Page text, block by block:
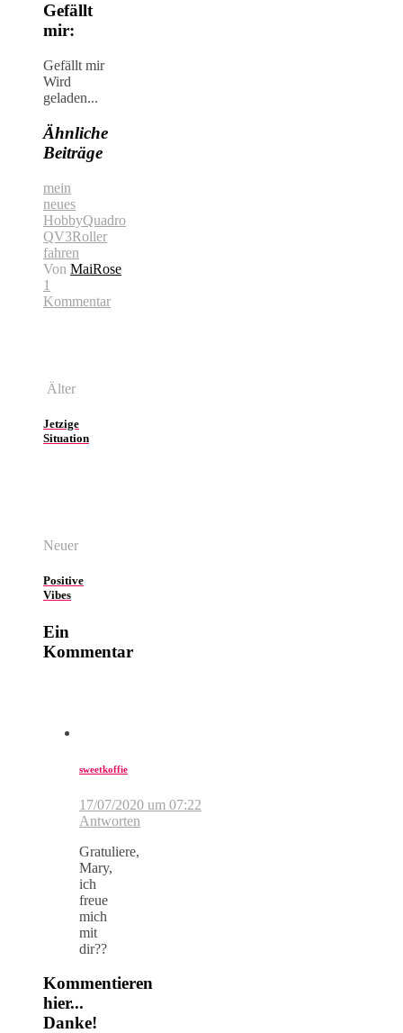
Gefällt
mir:
Gefällt mir
Wird
geladen...
Ähnliche
Beiträge
mein
neues
HobbyQuadro
QV3Roller
fahren
Von MaiRose
1
Kommentar
Älter
Jetzige
Situation
Neuer
Positive
Vibes
Ein
Kommentar
sweetkoffie
17/07/2020 um 07:22
Antworten
Gratuliere,
Mary,
ich
freue
mich
mit
dir??
Kommentieren
hier...
Danke!